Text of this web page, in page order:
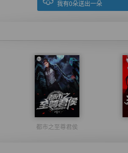
我有0朵送出一朵
都市之至尊君侯